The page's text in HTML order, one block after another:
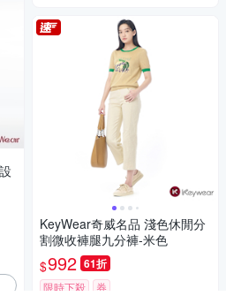
KeyWear奇威名品 淺色休閒分
割微收褲腿九分褲-米色
$992 61折
限時下殺 券